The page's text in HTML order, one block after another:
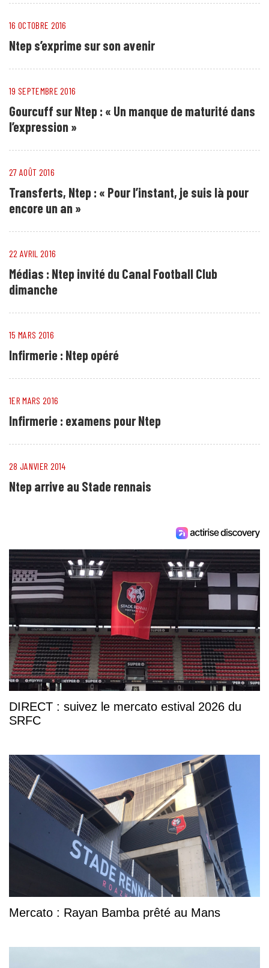
16 OCTOBRE 2016
Ntep s’exprime sur son avenir
19 SEPTEMBRE 2016
Gourcuff sur Ntep : « Un manque de maturité dans
l’expression »
27 AOÛT 2016
Transferts, Ntep : « Pour l’instant, je suis là pour
encore un an »
22 AVRIL 2016
Médias : Ntep invité du Canal Football Club
dimanche
15 MARS 2016
Infirmerie : Ntep opéré
1ER MARS 2016
Infirmerie : examens pour Ntep
28 JANVIER 2014
Ntep arrive au Stade rennais
DIRECT : suivez le mercato estival 2026 du
SRFC
Mercato : Rayan Bamba prêté au Mans